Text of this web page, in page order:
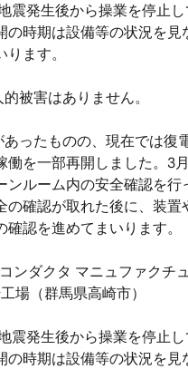
震発生後から操業を停止し
の時期は設備等の状況を見
ります。
被害はありません。
ったものの、現在では復
働を一部再開しました。 3月
ンルーム内の安全確認を行
の確認が取れた後に、装置
確認を進めてまいります。
ンダクタ マニュファクチ
場（群馬県高崎市）
震発生後から操業を停止し
の時期は設備等の状況を見